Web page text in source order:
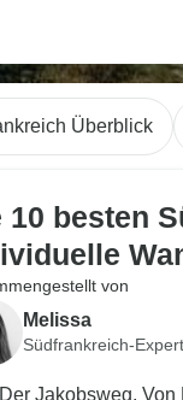
Überblick
10 besten
von
Melissa
Südfrankreich-
Der Jakobsweg,